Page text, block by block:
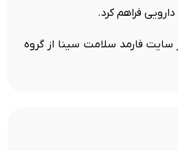
فراهم کرد.
فارمد سلامت سینا از گروه